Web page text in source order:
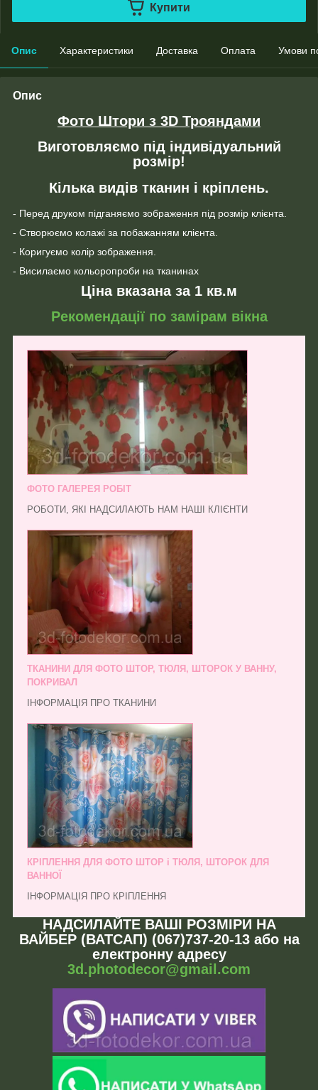
Купити
Опис Характеристики Доставка Оплата Умови
Опис
Фото Штори з 3D Трояндами
Виготовляємо під індивідуальний
розмір!
Кілька видів тканин і кріплень.
- Перед друком підганяємо зображення під розмір клієнта.
- Створюємо колажі за побажанням клієнта.
- Коригуємо колір зображення.
- Висилаємо кольоропроби на тканинах
Ціна вказана за 1 кв.м
Рекомендації по замірам вікна
ФОТО ГАЛЕРЕЯ РОБІТ
РОБОТИ, ЯКІ НАДСИЛАЮТЬ НАМ НАШІ КЛІЄНТИ
ТКАНИНИ ДЛЯ ФОТО ШТОР, ТЮЛЯ, ШТОРОК У ВАННУ,
ПОКРИВАЛ
ІНФОРМАЦІЯ ПРО ТКАНИНИ
КРІПЛЕННЯ ДЛЯ ФОТО ШТОР і ТЮЛЯ, ШТОРОК ДЛЯ
ВАННОЇ
ІНФОРМАЦІЯ ПРО КРІПЛЕННЯ
НАДСИЛАЙТЕ ВАШІ РОЗМІРИ НА
ВАЙБЕР (ВАТСАП) (067)737-20-13 або на
електронну адресу
3d.photodecor@gmail.com